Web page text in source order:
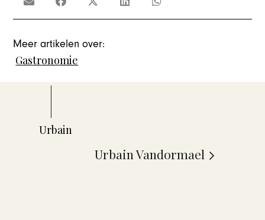
Meer artikelen over:
Gastronomie
Urbain Vandormael